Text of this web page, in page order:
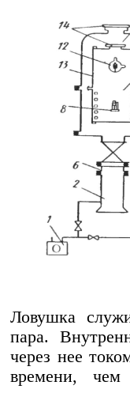
Ловушка
пара.
через нее
времени,